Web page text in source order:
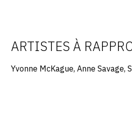
ARTISTES À
Yvonne McKague, Anne Savage,